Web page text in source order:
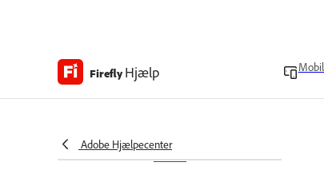
Firefly Hjælp
Adobe Hjælpecenter
Generér billeder hurtigt
Angiv formatforhold for
billeder